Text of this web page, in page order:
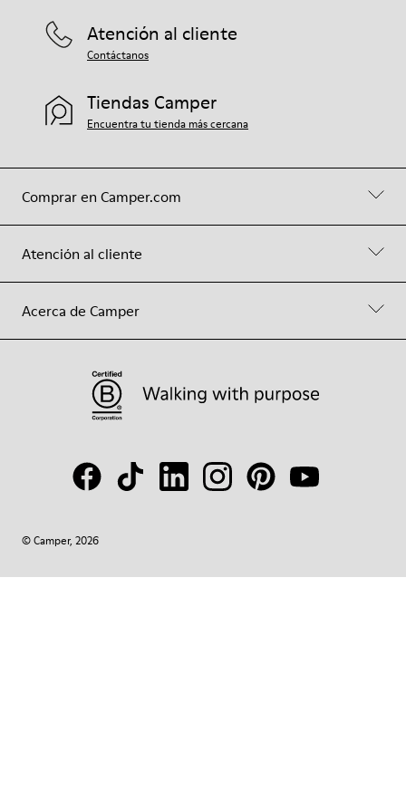
Comprar en Camper.com
Atención al cliente
Acerca de Camper
Atención al cliente
Contáctanos
Tiendas Camper
Encuentra tu tienda más cercana
© Camper, 2026